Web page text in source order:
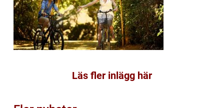
Läs fler inlägg här